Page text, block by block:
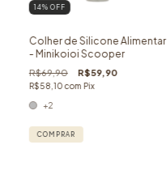
14% OFF
Colher de Silicone Alimentar
- Minikoioi Scooper
R$69,90 R$59,90
R$58,10com Pix
+2
COMPRAR